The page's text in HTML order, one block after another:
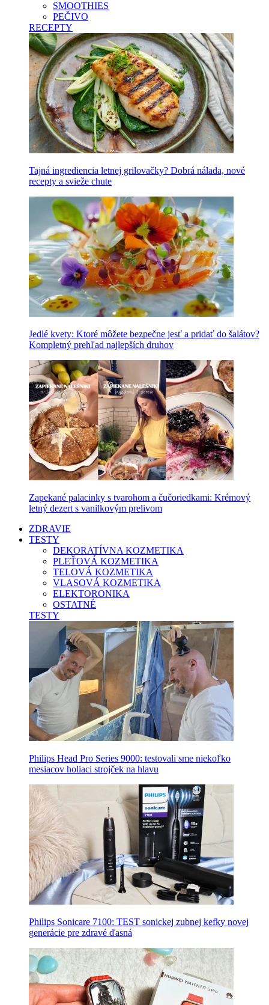
SMOOTHIES
PEČIVO
RECEPTY
Tajná ingrediencia letnej grilovačky? Dobrá nálada, nové
recepty a svieže chute
Jedlé kvety: Ktoré môžete bezpečne jesť a pridať do šalátov?
Kompletný prehľad najlepších druhov
Zapekané palacinky s tvarohom a čučoriedkami: Krémový
letný dezert s vanilkovým prelivom
ZDRAVIE
TESTY
DEKORATÍVNA KOZMETIKA
PLEŤOVÁ KOZMETIKA
TELOVÁ KOZMETIKA
VLASOVÁ KOZMETIKA
ELEKTORONIKA
OSTATNÉ
TESTY
Philips Head Pro Series 9000: testovali sme niekoľko
mesiacov holiaci strojček na hlavu
Philips Sonicare 7100: TEST sonickej zubnej kefky novej
generácie pre zdravé ďasná